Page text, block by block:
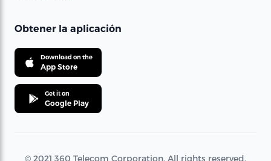
Obtener la aplicación
Download on the
App Store
Get it on
Google Play
© 2021 360 Telecom Corporation. All rights reserved.